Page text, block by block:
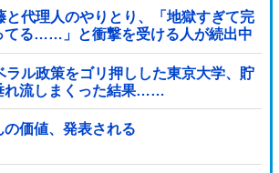
と代理人のやりとり、「地獄すぎて完
てる……」と衝撃を受ける人が続出中
ラル政策をゴリ押しした東京大学、貯
れ流しまくった結果……
の価値、発表される